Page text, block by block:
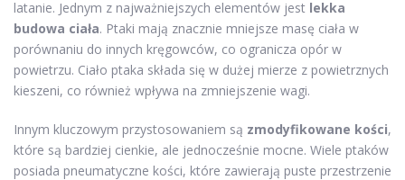
latanie. Jednym z najważniejszych elementów jest lekka
budowa ciała. Ptaki mają znacznie mniejsze masę ciała w
porównaniu do innych kręgowców, co ogranicza opór w
powietrzu. Ciało ptaka składa się w dużej mierze z powietrznych
kieszeni, co również wpływa na zmniejszenie wagi.
Innym kluczowym przystosowaniem są zmodyfikowane kości,
które są bardziej cienkie, ale jednocześnie mocne. Wiele ptaków
posiada pneumatyczne kości, które zawierają puste przestrzenie